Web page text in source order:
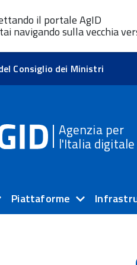
il portale AgID
navigando sulla vecchia
Consiglio dei Ministri
Agenzia per
l'Italia digitale
Piattaforme